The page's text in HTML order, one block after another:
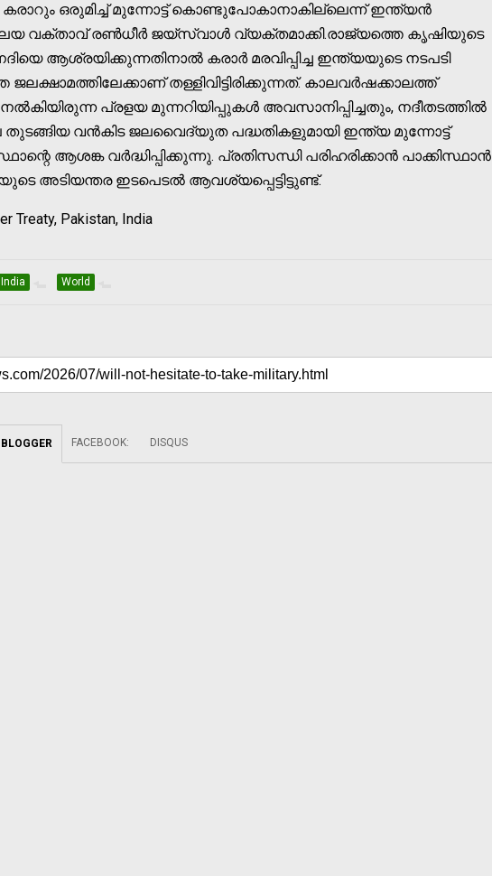
കരാറും ഒരുമിച്ച് മുന്നോട്ട് കൊണ്ടുപോകാനാകില്ലെന്ന് ഇന്ത്യൻ
വക്താവ് രൺധീർ ജയ്‌സ്വാൾ വ്യക്തമാക്കി.രാജ്യത്തെ കൃഷിയുടെ
ആശ്രയിക്കുന്നതിനാൽ കരാർ മരവിപ്പിച്ച ഇന്ത്യയുടെ നടപടി
തള്ളിവിട്ടിരിക്കുന്നത്. കാലവർഷക്കാലത്ത്
പ്രളയ മുന്നറിയിപ്പുകൾ അവസാനിപ്പിച്ചതും, നദീതടത്തിൽ
വൻകിട ജലവൈദ്യുത പദ്ധതികളുമായി ഇന്ത്യ മുന്നോട്ട്
ആശങ്ക വർദ്ധിപ്പിക്കുന്നു. പ്രതിസന്ധി പരിഹരിക്കാൻ പാക്കിസ്ഥാൻ
അടിയന്തര ഇടപെടൽ ആവശ്യപ്പെട്ടിട്ടുണ്ട്.
Treaty, Pakistan, India
India World
BLOGGER FACEBOOK: DISQUS